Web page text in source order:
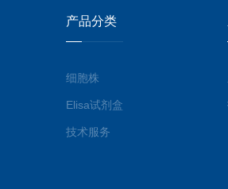
产品分类
细胞株
Elisa试剂盒
技术服务